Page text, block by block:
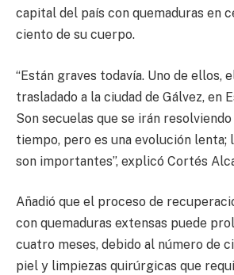
capital del país con quemaduras en
ciento de su cuerpo.
“Están graves todavía. Uno de ellos,
trasladado a la ciudad de Gálvez, en
Son secuelas que se irán
tiempo, pero es una evolución lenta;
son importantes”, explicó Cortés
Añadió que el proceso de
con quemaduras extensas puede
cuatro meses, debido al número de
piel y limpiezas quirúrgicas que